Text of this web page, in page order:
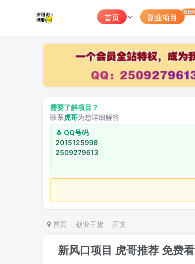
首页 副业项目
NEW
需要了解项目？
联系虎哥为您详细解答
🐧 QQ号码
2015125998
2509279613
首页 创业干货 正文
新风口项目 虎哥推荐 免费